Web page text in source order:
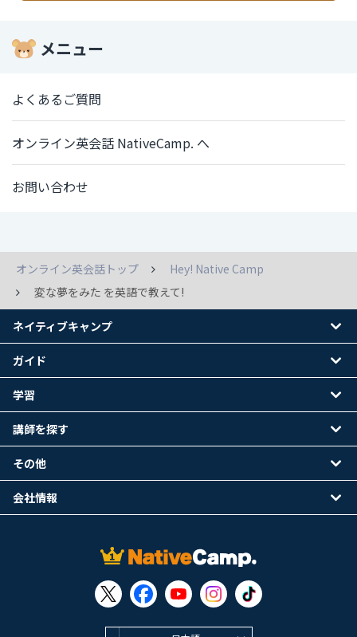
メニュー
よくあるご質問
オンライン英会話 NativeCamp. へ
お問い合わせ
オンライン英会話トップ
Hey! Native Camp
変な夢をみた を英語で教えて!
ネイティブキャンプ
ガイド
学習
講師を探す
その他
会社情報